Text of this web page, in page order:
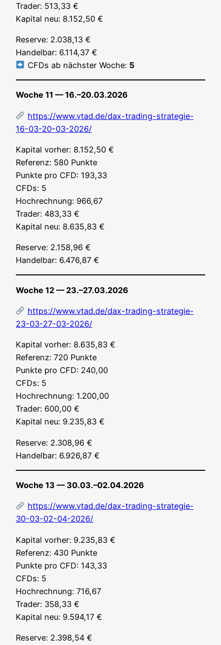
Trader: 513,33 €
Kapi­tal neu: 8.152,50 €
Reser­ve: 2.038,13 €
Han­del­bar: 6.114,37 €
CFDs ab nächs­ter Woche: 5
Woche 11 — 16.–20.03.2026
https://www.vtad.de/dax-trading-strategie-
16-03-20-03-2026/
Kapi­tal vor­her: 8.152,50 €
Refe­renz: 580 Punk­te
Punk­te pro CFD: 193,33
CFDs: 5
Hoch­rech­nung: 966,67
Trader: 483,33 €
Kapi­tal neu: 8.635,83 €
Reser­ve: 2.158,96 €
Han­del­bar: 6.476,87 €
Woche 12 — 23.–27.03.2026
https://www.vtad.de/dax-trading-strategie-
23-03-27-03-2026/
Kapi­tal vor­her: 8.635,83 €
Refe­renz: 720 Punk­te
Punk­te pro CFD: 240,00
CFDs: 5
Hoch­rech­nung: 1.200,00
Trader: 600,00 €
Kapi­tal neu: 9.235,83 €
Reser­ve: 2.308,96 €
Han­del­bar: 6.926,87 €
Woche 13 — 30.03.–02.04.2026
https://www.vtad.de/dax-trading-strategie-
30-03-02-04-2026/
Kapi­tal vor­her: 9.235,83 €
Refe­renz: 430 Punk­te
Punk­te pro CFD: 143,33
CFDs: 5
Hoch­rech­nung: 716,67
Trader: 358,33 €
Kapi­tal neu: 9.594,17 €
Reser­ve: 2.398,54 €